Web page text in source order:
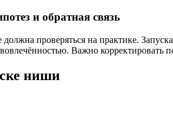
и обратная связь
проверяться на практике.
Важно корректировать
ниши